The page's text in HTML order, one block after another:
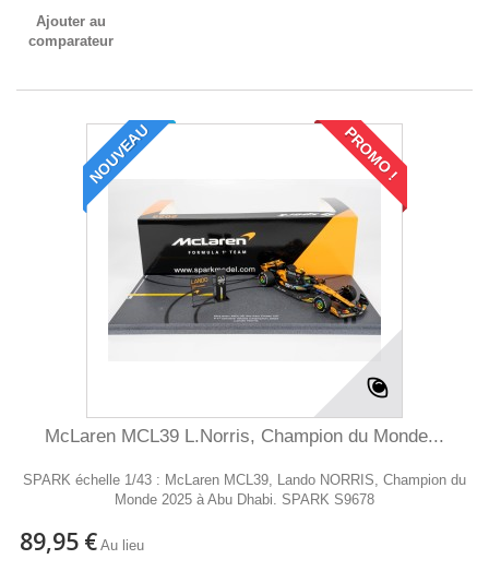
Ajouter au
comparateur
NOUVEAU PROMO !
McLaren MCL39 L.Norris, Champion du Monde...
SPARK échelle 1/43 : McLaren MCL39, Lando NORRIS, Champion du
Monde 2025 à Abu Dhabi. SPARK S9678
89,95 € Au lieu